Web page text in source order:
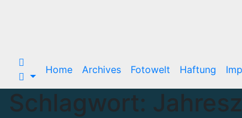
Home Archives Fotowelt Haftung
Schlagwort: